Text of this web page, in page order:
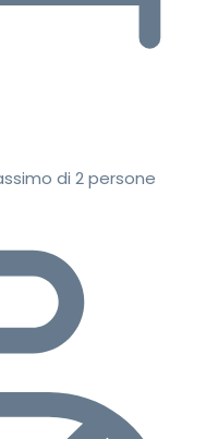
di 2 persone